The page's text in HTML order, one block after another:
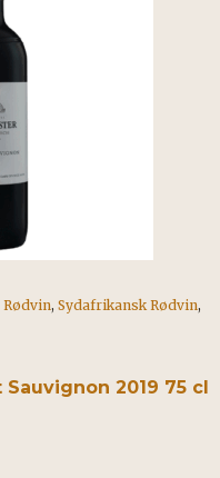
Rødvin, Sydafrikansk Rødvin,
MGS Cabernet Sauvignon 2019 75 cl